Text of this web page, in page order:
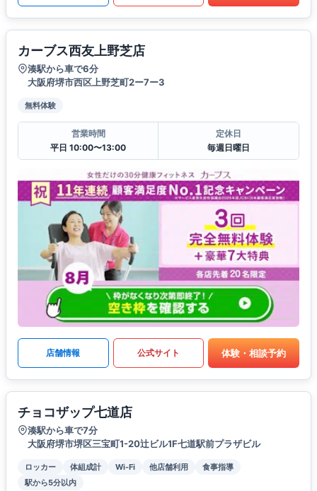
カーブス西友上野芝店
湊駅から車で6分
大阪府堺市西区上野芝町2ー7ー3
無料体験
営業時間
平日 10:00〜13:00
定休日
毎週日曜日
店舗情報 公式サイト 体験・相談予約
チョコザップ七道店
湊駅から車で7分
大阪府堺市堺区三宝町1-20辻ビル1F七道駅前プラザビル
ロッカー 体組成計 Wi-Fi 他店舗利用
食事指導
駅から5分以内